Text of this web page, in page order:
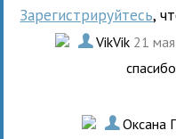
Зарегистрируйтесь,
. VikVik 21
. Оксана